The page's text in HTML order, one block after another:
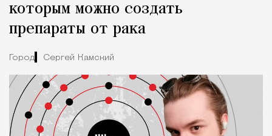
которым можно создать
препараты от рака
Город Сергей Камский